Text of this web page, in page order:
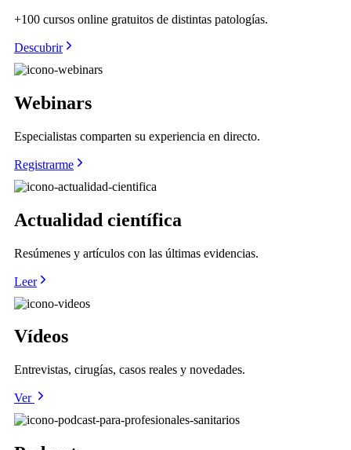
+100 cursos online gratuitos de distintas patologías.
Descubrir
Webinars
Especialistas comparten su experiencia en directo.
Registrarme
Actualidad científica
Resúmenes y artículos con las últimas evidencias.
Leer
Vídeos
Entrevistas, cirugías, casos reales y novedades.
Ver